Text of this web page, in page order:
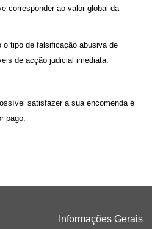
corresponder ao valor global da
tipo de falsificação abusiva de
de acção judicial imediata.
satisfazer a sua encomenda é
pago.
Informações Gerais